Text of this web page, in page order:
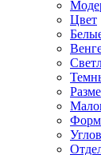
Цвет